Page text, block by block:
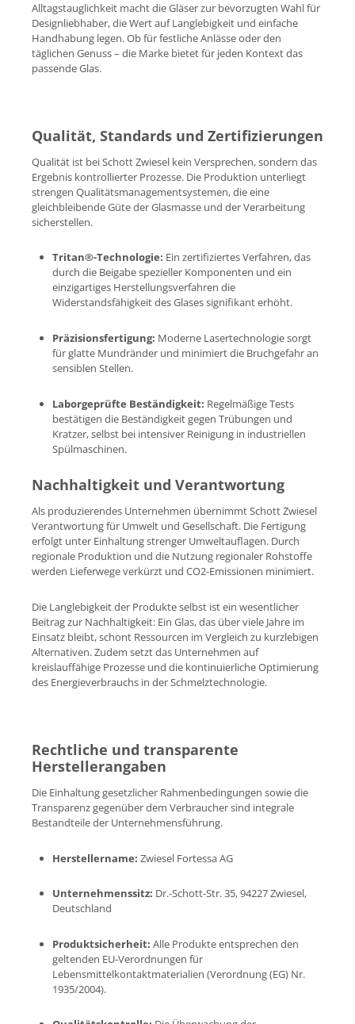
Alltagstauglichkeit macht die Gläser zur bevorzugten Wahl für
Designliebhaber, die Wert auf Langlebigkeit und einfache
Handhabung legen. Ob für festliche Anlässe oder den
täglichen Genuss – die Marke bietet für jeden Kontext das
passende Glas.
Qualität, Standards und Zertifizierungen
Qualität ist bei Schott Zwiesel kein Versprechen, sondern das
Ergebnis kontrollierter Prozesse. Die Produktion unterliegt
strengen Qualitätsmanagementsystemen, die eine
gleichbleibende Güte der Glasmasse und der Verarbeitung
sicherstellen.
Tritan®-Technologie: Ein zertifiziertes Verfahren, das
durch die Beigabe spezieller Komponenten und ein
einzigartiges Herstellungsverfahren die
Widerstandsfähigkeit des Glases signifikant erhöht.
Präzisionsfertigung: Moderne Lasertechnologie sorgt
für glatte Mundränder und minimiert die Bruchgefahr an
sensiblen Stellen.
Laborgeprüfte Beständigkeit: Regelmäßige Tests
bestätigen die Beständigkeit gegen Trübungen und
Kratzer, selbst bei intensiver Reinigung in industriellen
Spülmaschinen.
Nachhaltigkeit und Verantwortung
Als produzierendes Unternehmen übernimmt Schott Zwiesel
Verantwortung für Umwelt und Gesellschaft. Die Fertigung
erfolgt unter Einhaltung strenger Umweltauflagen. Durch
regionale Produktion und die Nutzung regionaler Rohstoffe
werden Lieferwege verkürzt und CO2-Emissionen minimiert.
Die Langlebigkeit der Produkte selbst ist ein wesentlicher
Beitrag zur Nachhaltigkeit: Ein Glas, das über viele Jahre im
Einsatz bleibt, schont Ressourcen im Vergleich zu kurzlebigen
Alternativen. Zudem setzt das Unternehmen auf
kreislauffähige Prozesse und die kontinuierliche Optimierung
des Energieverbrauchs in der Schmelztechnologie.
Rechtliche und transparente
Herstellerangaben
Die Einhaltung gesetzlicher Rahmenbedingungen sowie die
Transparenz gegenüber dem Verbraucher sind integrale
Bestandteile der Unternehmensführung.
Herstellername: Zwiesel Fortessa AG
Unternehmenssitz: Dr.-Schott-Str. 35, 94227 Zwiesel,
Deutschland
Produktsicherheit: Alle Produkte entsprechen den
geltenden EU-Verordnungen für
Lebensmittelkontaktmaterialien (Verordnung (EG) Nr.
1935/2004).